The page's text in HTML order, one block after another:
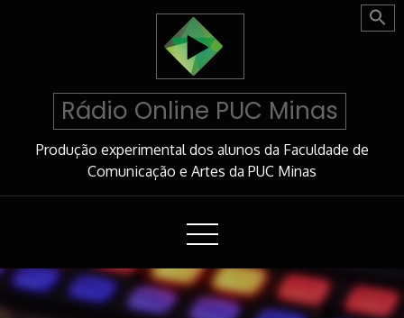
Rádio Online PUC Minas
Produção experimental dos alunos da Faculdade de
Comunicação e Artes da PUC Minas